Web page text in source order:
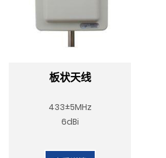
板状天线
433±5MHz
6dBi